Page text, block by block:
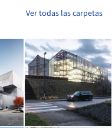
Ver todas las carpetas